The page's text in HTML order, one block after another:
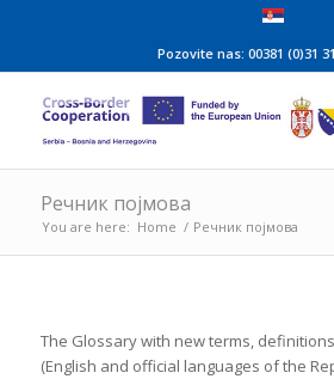
Pozovite nas: 00381 (0)31
Речник појмова
You are here: Home / Речник појмова
The Glossary with new terms,
(English and official languages of the